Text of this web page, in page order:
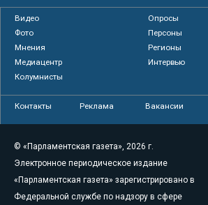
Видео
Опросы
Фото
Персоны
Мнения
Регионы
Медиацентр
Интервью
Колумнисты
Контакты Реклама Вакансии
© «Парламентская газета», 2026 г.
Электронное периодическое издание
«Парламентская газета» зарегистрировано в
Федеральной службе по надзору в сфере